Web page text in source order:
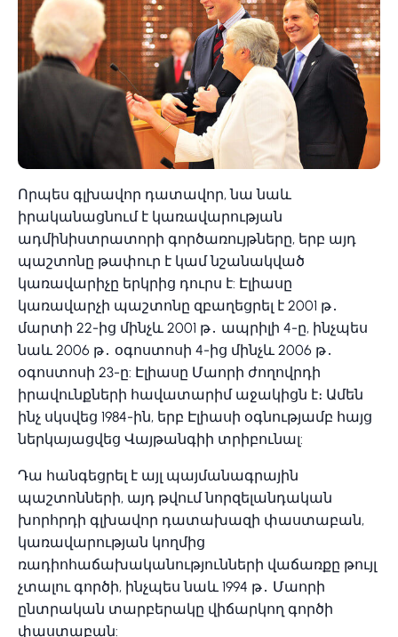
Որպես գլխավոր դատավոր, նա նաև
իրականացնում է կառավարության
ադմինիստրատորի գործառույթները, երբ այդ
պաշտոնը թափուր է կամ նշանակված
կառավարիչը երկրից դուրս է: Էլիասը
կառավարչի պաշտոնը զբաղեցրել է 2001 թ․
մարտի 22-ից մինչև 2001 թ․ ապրիլի 4-ը, ինչպես
նաև 2006 թ․ օգոստոսի 4-ից մինչև 2006 թ․
օգոստոսի 23-ը: Էլիասը Մաորի ժողովրդի
իրավունքների հավատարիմ աջակիցն է։ Ամեն
ինչ սկսվեց 1984-ին, երբ Էլիասի օգնությամբ հայց
ներկայացվեց Վայթանգիի տրիբունալ:
Դա հանգեցրել է այլ պայմանագրային
պաշտոնների, այդ թվում նորզելանդական
խորհրդի գլխավոր դատախազի փաստաբան,
կառավարության կողմից
ռադիոհաճախականությունների վաճառքը թույլ
չտալու գործի, ինչպես նաև 1994 թ․ Մաորի
ընտրական տարբերակը վիճարկող գործի
փաստաբան: